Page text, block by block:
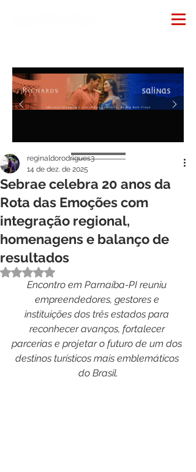
Sebrae celebra 20 anos da
Rota das Emoções com
integração regional,
homenagens e balanço de
resultados
reginaldorodrigues3
14 de dez. de 2025
Avaliado com NaN de 5 estrelas.
Encontro em Parnaíba-PI reuniu
empreendedores, gestores e
instituições dos três estados para
reconhecer avanços, fortalecer
parcerias e projetar o futuro de um dos
destinos turísticos mais emblemáticos
do Brasil.